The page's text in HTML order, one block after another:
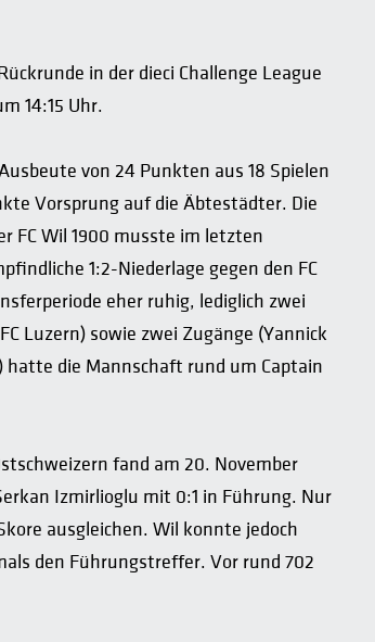
in der dieci Challenge League
14:15 Uhr.
von 24 Punkten aus 18 Spielen
Vorsprung auf die Äbtestädter. Die
FC Wil 1900 musste im letzten
1:2-Niederlage gegen den FC
eher ruhig, lediglich zwei
Luzern) sowie zwei Zugänge (Yannick
hatte die Mannschaft rund um Captain
fand am 20. November
Izmirlioglu mit 0:1 in Führung. Nur
ausgleichen. Wil konnte jedoch
den Führungstreffer. Vor rund 702